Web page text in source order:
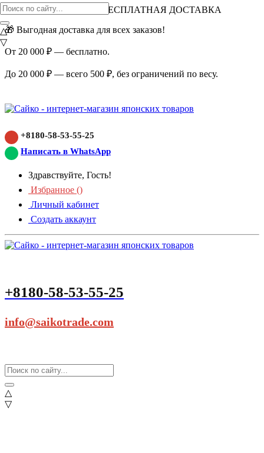
ВНИМАНИЕ АКЦИЯ!
БЕСПЛАТНАЯ ДОСТАВКА
🎁 Выгодная доставка для всех заказов!
От 20 000 ₽ — бесплатно.
До 20 000 ₽ — всего 500 ₽, без ограничений по весу.
+8180-58-53-55-25
Написать в WhatsApp
Здравствуйте, Гость!
Избранное ()
Личный кабинет
Создать аккаунт
+8180-58-53-55-25
info@saikotrade.com
△
▽
△
▽